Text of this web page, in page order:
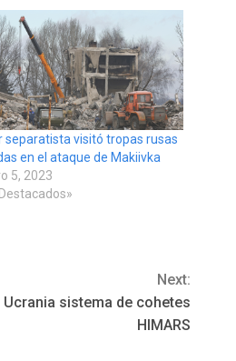
separatista visitó tropas rusas
en el ataque de Makiivka
5, 2023
Next:
Ucrania sistema de cohetes
HIMARS